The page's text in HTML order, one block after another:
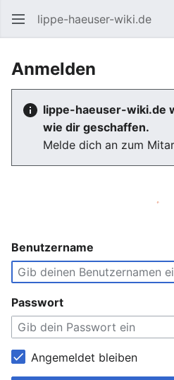
lippe-haeuser-wiki.de
Anmelden
lippe-haeuser-wiki.de
wie dir geschaffen.
Melde dich an zum
Benutzername
Passwort
Angemeldet bleiben